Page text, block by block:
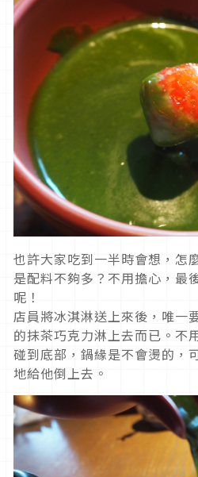
也許大家吃到一半時會想，怎
是配料不夠多？不用擔心，最
呢！
店員將冰淇淋送上來後，唯一
的抹茶巧克力淋上去而已。不
碰到底部，鍋緣是不會燙的，
地給他倒上去。